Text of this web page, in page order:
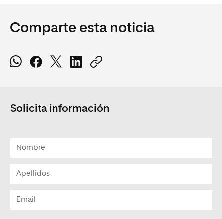
Comparte esta noticia
Solicita información